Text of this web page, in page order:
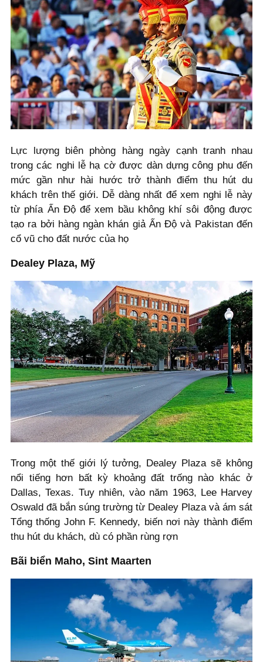
Lực lượng biên phòng hàng ngày cạnh tranh nhau
trong các nghi lễ hạ cờ được dàn dựng công phu đến
mức gần như hài hước trở thành điểm thu hút du
khách trên thế giới. Dễ dàng nhất để xem nghi lễ này
từ phía Ấn Độ để xem bầu không khí sôi động được
tạo ra bởi hàng ngàn khán giả Ấn Độ và Pakistan đến
cổ vũ cho đất nước của họ
Dealey Plaza, Mỹ
Trong một thế giới lý tưởng, Dealey Plaza sẽ không
nổi tiếng hơn bất kỳ khoảng đất trống nào khác ở
Dallas, Texas. Tuy nhiên, vào năm 1963, Lee Harvey
Oswald đã bắn súng trường từ Dealey Plaza và ám sát
Tổng thống John F. Kennedy, biến nơi này thành điểm
thu hút du khách, dù có phần rùng rợn
Bãi biển Maho, Sint Maarten